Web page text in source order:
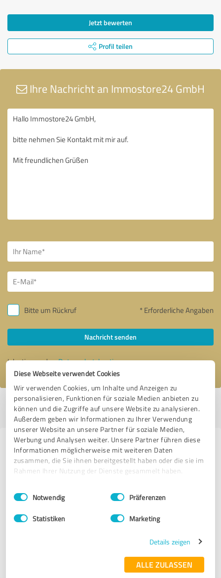
Diese Webseite verwendet Cookies
Wir verwenden Cookies, um Inhalte und Anzeigen zu
personalisieren, Funktionen für soziale Medien anbieten zu
können und die Zugriffe auf unsere Website zu analysieren.
Außerdem geben wir Informationen zu Ihrer Verwendung
unserer Website an unsere Partner für soziale Medien,
Werbung und Analysen weiter. Unsere Partner führen diese
Informationen möglicherweise mit weiteren Daten
zusammen, die Sie ihnen bereitgestellt haben oder die sie im
Rahmen Ihrer Nutzung der Dienste gesammelt haben.
Impressum Datenschutzbestimmungen
Einwilligungsauswahl
Notwendig Präferenzen
Statistiken Marketing
Details zeigen
ALLE ZULASSEN
Jetzt bewerten
Profil teilen
Ihre Nachricht an Immostore24 GmbH
Bitte um Rückruf * Erforderliche Angaben
Nachricht senden
Ich stimme denDatenschutzbestimmungenzu.
Profil aktiv seit 10.04.2021 | Letzte Aktualisierung: 20.02.2023
melden
Erfahrungen zu weiteren
Anbietern aus dem Bereich
Stationärer Handel
Goldankaufstelle Berlin